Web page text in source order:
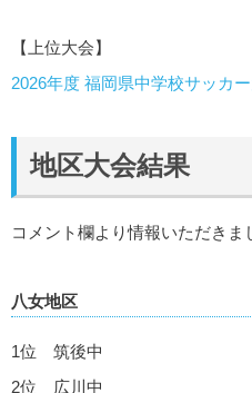
【上位大会】
2026年度 福岡県中学校サッカ
地区大会結果
コメント欄より情報いただきま
八女地区
1位 筑後中
2位 広川中